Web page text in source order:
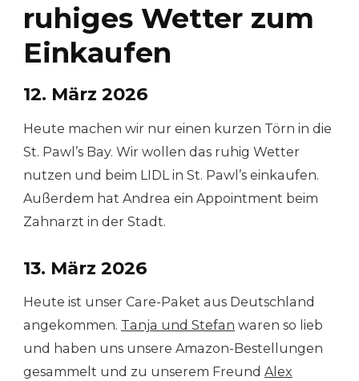
ruhiges Wetter zum
Einkaufen
12. März 2026
Heute machen wir nur einen kurzen Törn in die
St. Pawl’s Bay. Wir wollen das ruhig Wetter
nutzen und beim LIDL in St. Pawl’s einkaufen.
Außerdem hat Andrea ein Appointment beim
Zahnarzt in der Stadt.
13. März 2026
Heute ist unser Care-Paket aus Deutschland
angekommen. Tanja und Stefan waren so lieb
und haben uns unsere Amazon-Bestellungen
gesammelt und zu unserem Freund Alex